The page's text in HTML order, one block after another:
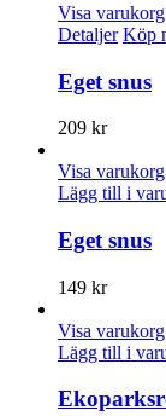
Visa varukorg
Detaljer Köp
Eget snus
209 kr
Visa varukorg
Lägg till i
Eget snus
149 kr
Visa varukorg
Lägg till i